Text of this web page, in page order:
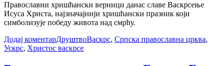
Православни хришћански верници данас славе Васкрсење
Исуса Христа, најзначајнији хришћански празник који
симболизује победу живота над смрћу.
Додај коментарДруштвоВаскрс, Српска православна црква,
Ускрс, Христос васкрсе